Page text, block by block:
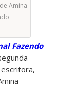
Amina
Fazendo